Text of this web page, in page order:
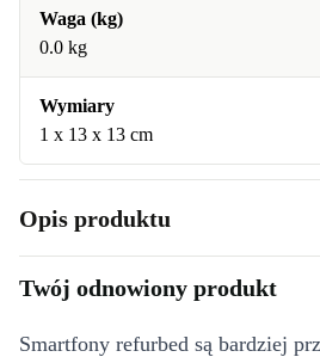
Waga (kg)
0.0 kg
Wymiary
1 x 13 x 13 cm
Opis produktu
Twój odnowiony produkt
Smartfony refurbed są bardziej